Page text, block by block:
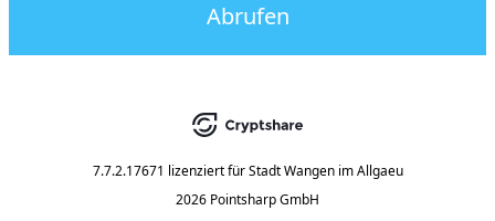
Abrufen
7.7.2.17671 lizenziert für Stadt Wangen im Allgaeu
2026 Pointsharp GmbH